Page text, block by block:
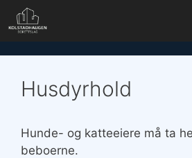
Hopp
til
Husdyrhold
Hunde- og katteeiere må ta
beboerne.